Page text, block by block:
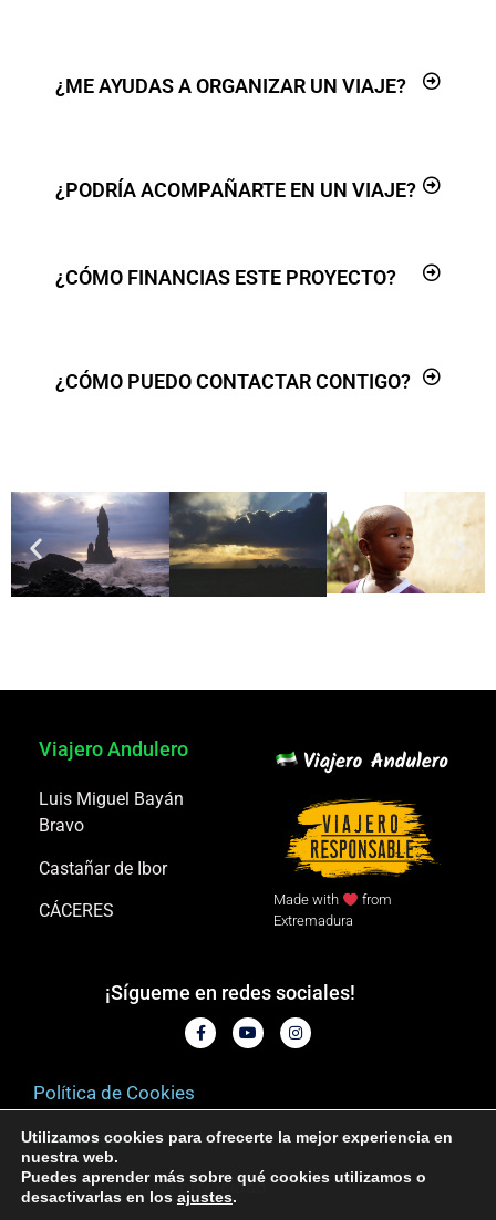
¿ME AYUDAS A ORGANIZAR UN VIAJE?
¿PODRÍA ACOMPAÑARTE EN UN VIAJE?
¿CÓMO FINANCIAS ESTE PROYECTO?
¿CÓMO PUEDO CONTACTAR CONTIGO?
Viajero Andulero
Luis Miguel Bayán
Bravo
Castañar de Ibor
CÁCERES
Made with
from
Extremadura
¡Sígueme en redes sociales!
Política de Cookies
Aviso legal
Política de privacidad
Utilizamos cookies para ofrecerte la mejor experiencia en
nuestra web.
Puedes aprender más sobre qué cookies utilizamos o
desactivarlas en los ajustes.